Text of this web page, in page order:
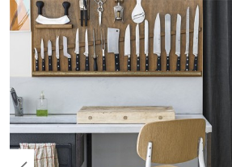
Bildergalerie überspringen